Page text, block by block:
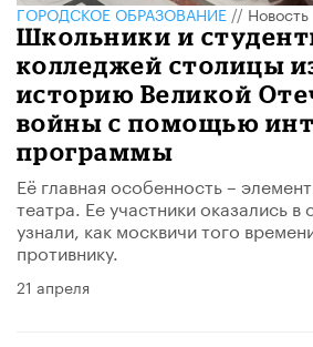
ГОРОДСКОЕ ОБРАЗОВАНИЕ//Новость
Школьники и
колледжей столицы
историю Великой
войны с помощью
программы
Её главная особенность –
театра. Ее участники оказались в
узнали, как москвичи того
противнику.
21 апреля